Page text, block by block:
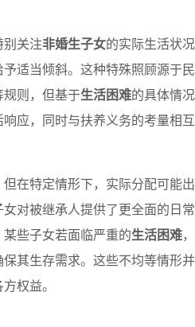
关注非婚生子女的实际生活状
适当倾斜。这种特殊照顾源于
则，但基于生活困难的具体情
应，同时与扶养义务的考量相
在特定情形下，实际分配可能
对被继承人提供了更全面的日
些子女若面临严重的生活困难
其生存需求。这些不均等情形
权益。